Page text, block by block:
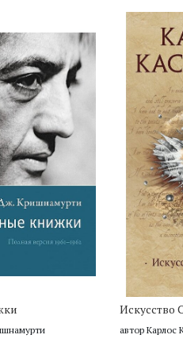
Искусство
автор Карлос